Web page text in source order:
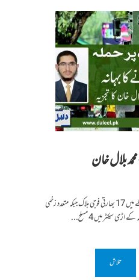
بلال خان
مقبوضہ کشمیر میں بھارتی بریگیڈ ہیڈکوارٹر پر حملے میں 17 بھارتی فوجی ہلاک جبکہ متعدد زخمی
سیکٹر میں 4 مسلح...
تلاش